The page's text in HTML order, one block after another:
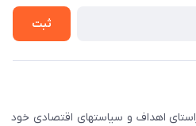
ثبت
اهداف و سیاستهای اقتصادی خود